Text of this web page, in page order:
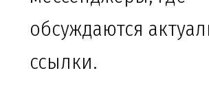
обсуждаются
ссылки.